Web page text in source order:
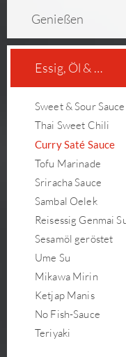
Genießen
Essig, Öl & …
Sweet & Sour Sauce
Thai Sweet Chili
Curry Saté Sauce
Tofu Marinade
Sriracha Sauce
Sambal Oelek
Reisessig Genmai
Sesamöl geröstet
Ume Su
Mikawa Mirin
Ketjap Manis
No Fish-Sauce
Teriyaki